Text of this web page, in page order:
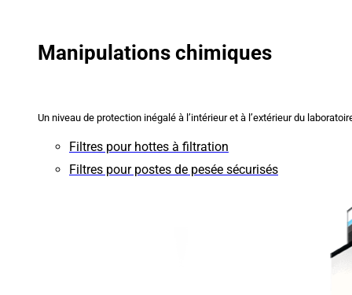
Manipulations chimiques
Un niveau de protection inégalé à l’intérieur et à l’extérieur du
Filtres pour hottes à filtration
Filtres pour postes de pesée sécurisés